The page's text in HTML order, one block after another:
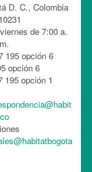
D. C., Colombia
de 7:00 a.
195 opción 6
opción 6
195 opción 1